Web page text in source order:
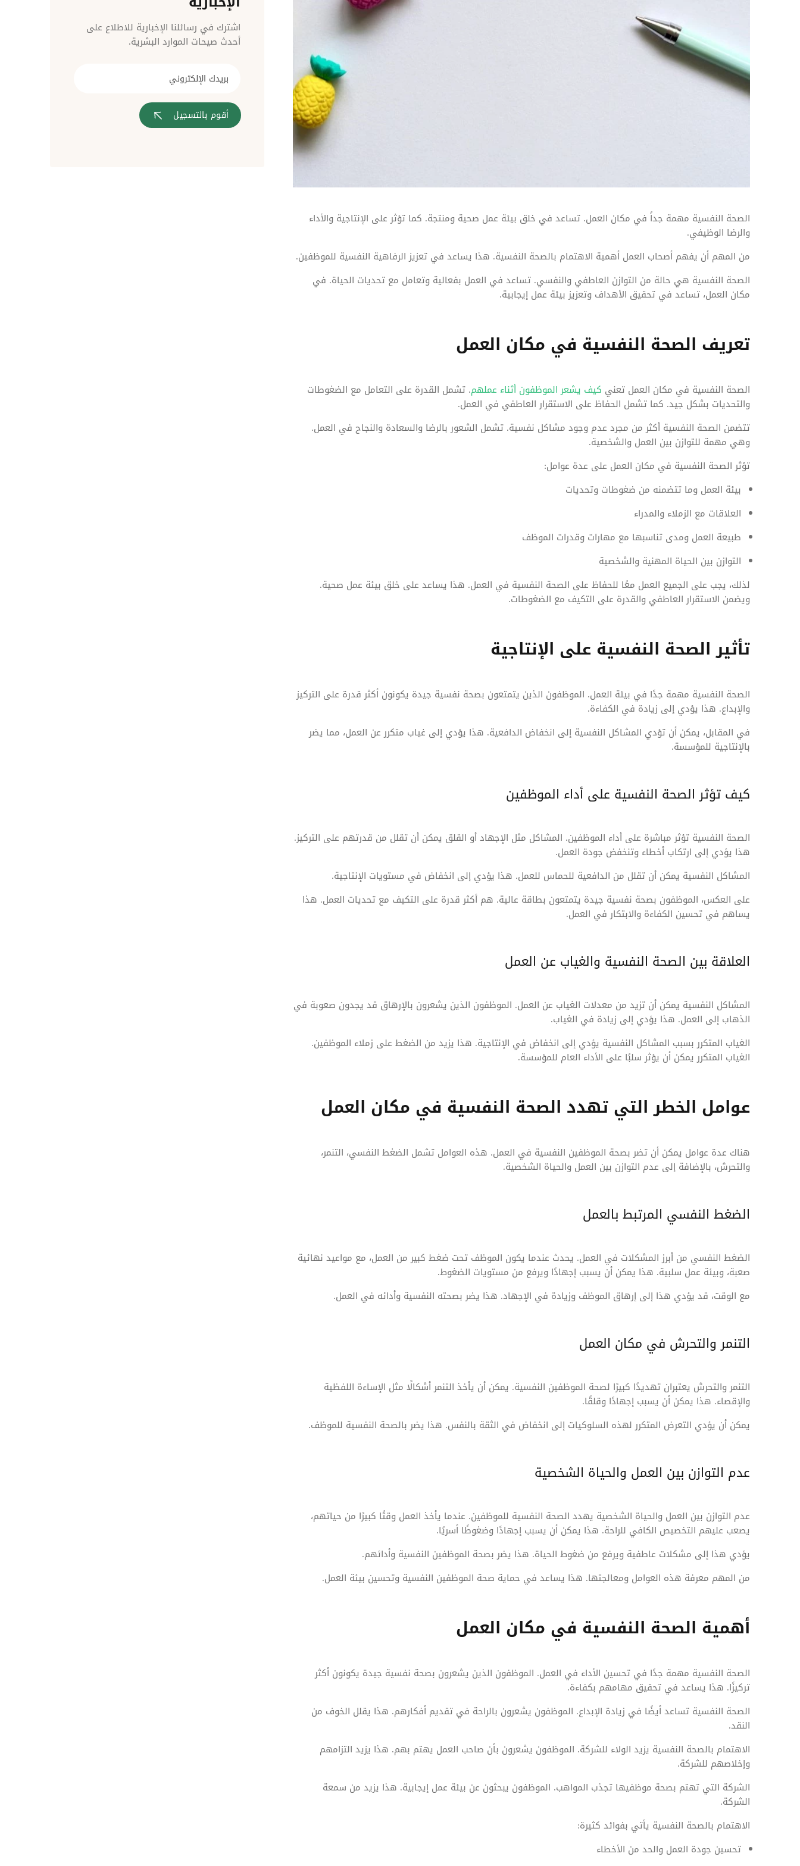
الصحة النفسية مهمة جداً في مكان العمل. تساعد في خلق بيئة عمل صحية ومنتجة. كما تؤثر على الإنتاجية والأداء
والرضا الوظيفي.
من المهم أن يفهم أصحاب العمل أهمية الاهتمام بالصحة النفسية. هذا يساعد في تعزيز الرفاهية النفسية للموظفين.
الصحة النفسية هي حالة من التوازن العاطفي والنفسي. تساعد في العمل بفعالية وتعامل مع تحديات الحياة. في
مكان العمل، تساعد في تحقيق الأهداف وتعزيز بيئة عمل إيجابية.
تعريف الصحة النفسية في مكان العمل
الصحة النفسية في مكان العمل تعني كيف يشعر الموظفون أثناء عملهم. تشمل القدرة على التعامل مع الضغوطات
والتحديات بشكل جيد. كما تشمل الحفاظ على الاستقرار العاطفي في العمل.
تتضمن الصحة النفسية أكثر من مجرد عدم وجود مشاكل نفسية. تشمل الشعور بالرضا والسعادة والنجاح في العمل.
وهي مهمة للتوازن بين العمل والشخصية.
تؤثر الصحة النفسية في مكان العمل على عدة عوامل:
بيئة العمل وما تتضمنه من ضغوطات وتحديات
العلاقات مع الزملاء والمدراء
طبيعة العمل ومدى تناسبها مع مهارات وقدرات الموظف
التوازن بين الحياة المهنية والشخصية
لذلك، يجب على الجميع العمل معًا للحفاظ على الصحة النفسية في العمل. هذا يساعد على خلق بيئة عمل صحية.
ويضمن الاستقرار العاطفي والقدرة على التكيف مع الضغوطات.
تأثير الصحة النفسية على الإنتاجية
الصحة النفسية مهمة جدًا في بيئة العمل. الموظفون الذين يتمتعون بصحة نفسية جيدة يكونون أكثر قدرة على التركيز
والإبداع. هذا يؤدي إلى زيادة في الكفاءة.
في المقابل، يمكن أن تؤدي المشاكل النفسية إلى انخفاض الدافعية. هذا يؤدي إلى غياب متكرر عن العمل، مما يضر
بالإنتاجية للمؤسسة.
كيف تؤثر الصحة النفسية على أداء الموظفين
الصحة النفسية تؤثر مباشرة على أداء الموظفين. المشاكل مثل الإجهاد أو القلق يمكن أن تقلل من قدرتهم على التركيز.
هذا يؤدي إلى ارتكاب أخطاء وتنخفض جودة العمل.
المشاكل النفسية يمكن أن تقلل من الدافعية للحماس للعمل. هذا يؤدي إلى انخفاض في مستويات الإنتاجية.
على العكس، الموظفون بصحة نفسية جيدة يتمتعون بطاقة عالية. هم أكثر قدرة على التكيف مع تحديات العمل. هذا
يساهم في تحسين الكفاءة والابتكار في العمل.
العلاقة بين الصحة النفسية والغياب عن العمل
المشاكل النفسية يمكن أن تزيد من معدلات الغياب عن العمل. الموظفون الذين يشعرون بالإرهاق قد يجدون صعوبة في
الذهاب إلى العمل. هذا يؤدي إلى زيادة في الغياب.
الغياب المتكرر بسبب المشاكل النفسية يؤدي إلى انخفاض في الإنتاجية. هذا يزيد من الضغط على زملاء الموظفين.
الغياب المتكرر يمكن أن يؤثر سلبًا على الأداء العام للمؤسسة.
عوامل الخطر التي تهدد الصحة النفسية في مكان العمل
هناك عدة عوامل يمكن أن تضر بصحة الموظفين النفسية في العمل. هذه العوامل تشمل الضغط النفسي، التنمر،
والتحرش، بالإضافة إلى عدم التوازن بين العمل والحياة الشخصية.
الضغط النفسي المرتبط بالعمل
الضغط النفسي من أبرز المشكلات في العمل. يحدث عندما يكون الموظف تحت ضغط كبير من العمل، مع مواعيد نهائية
صعبة، وبيئة عمل سلبية. هذا يمكن أن يسبب إجهادًا ويرفع من مستويات الضغوط.
مع الوقت، قد يؤدي هذا إلى إرهاق الموظف وزيادة في الإجهاد. هذا يضر بصحته النفسية وأدائه في العمل.
التنمر والتحرش في مكان العمل
التنمر والتحرش يعتبران تهديدًا كبيرًا لصحة الموظفين النفسية. يمكن أن يأخذ التنمر أشكالًا مثل الإساءة اللفظية
والإقصاء. هذا يمكن أن يسبب إجهادًا وقلقًا.
يمكن أن يؤدي التعرض المتكرر لهذه السلوكيات إلى انخفاض في الثقة بالنفس. هذا يضر بالصحة النفسية للموظف.
عدم التوازن بين العمل والحياة الشخصية
عدم التوازن بين العمل والحياة الشخصية يهدد الصحة النفسية للموظفين. عندما يأخذ العمل وقتًا كبيرًا من حياتهم،
يصعب عليهم التخصيص الكافي للراحة. هذا يمكن أن يسبب إجهادًا وضغوطًا أسريًا.
يؤدي هذا إلى مشكلات عاطفية ويرفع من ضغوط الحياة. هذا يضر بصحة الموظفين النفسية وأدائهم.
من المهم معرفة هذه العوامل ومعالجتها. هذا يساعد في حماية صحة الموظفين النفسية وتحسين بيئة العمل.
أهمية الصحة النفسية في مكان العمل
الصحة النفسية مهمة جدًا في تحسين الأداء في العمل. الموظفون الذين يشعرون بصحة نفسية جيدة يكونون أكثر
تركيزًا. هذا يساعد في تحقيق مهامهم بكفاءة.
الصحة النفسية تساعد أيضًا في زيادة الإبداع. الموظفون يشعرون بالراحة في تقديم أفكارهم. هذا يقلل الخوف من
النقد.
الاهتمام بالصحة النفسية يزيد الولاء للشركة. الموظفون يشعرون بأن صاحب العمل يهتم بهم. هذا يزيد التزامهم
وإخلاصهم للشركة.
الشركة التي تهتم بصحة موظفيها تجذب المواهب. الموظفون يبحثون عن بيئة عمل إيجابية. هذا يزيد من سمعة
الشركة.
الاهتمام بالصحة النفسية يأتي بفوائد كثيرة:
تحسين جودة العمل والحد من الأخطاء
اشترك في رسائلنا الإخبارية للاطلاع على
أحدث صيحات الموارد البشرية.
أقوم بالتسجيل
تحسين متابعة مهام وقوائم التحقق الخاصة
تتبع التأمين الصحي
قم بتتبع طلبات استرداد تكاليف الرعاية
مراقبة الدخول